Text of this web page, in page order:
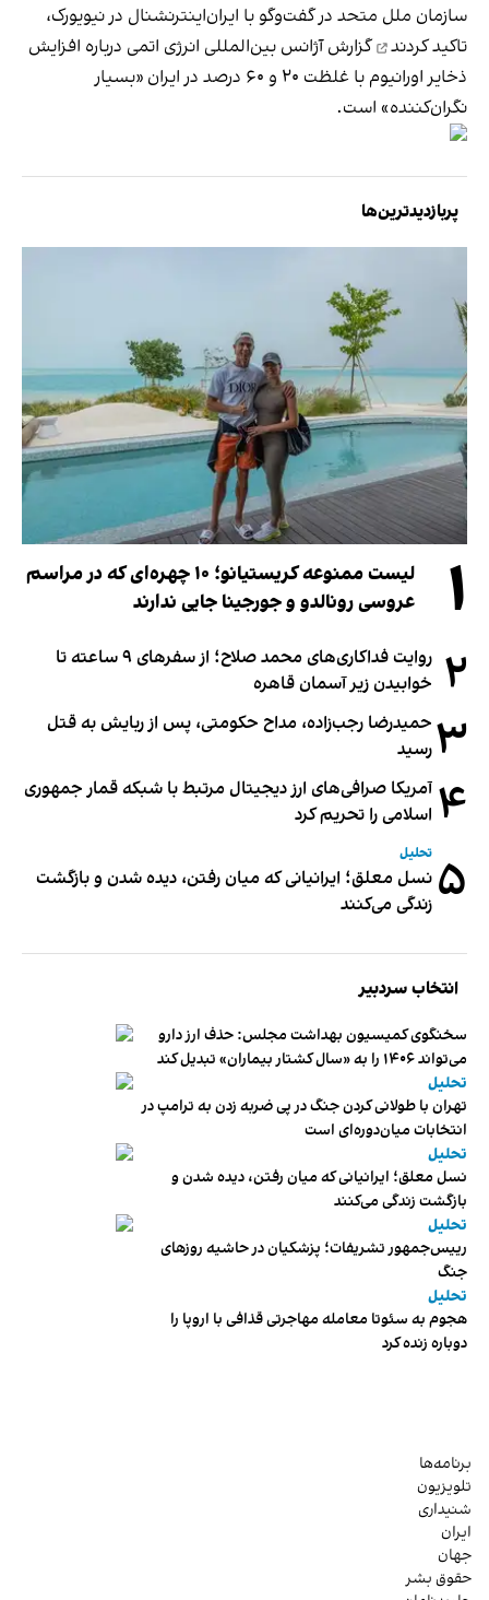
سازمان ملل متحد در گفت‌وگو با ایران‌اینترنشنال در نیویورک،
تاکید کردند
گزارش آژانس بین‌المللی انرژی اتمی درباره افزایش
ذخایر اورانیوم با غلظت ۲۰ و ۶۰ درصد در ایران «بسیار
نگران‌کننده» است.
پربازدیدترین‌ها
۱
لیست ممنوعه کریستیانو؛ ۱۰ چهره‌ای که در مراسم
عروسی رونالدو و جورجینا جایی ندارند
۲
روایت فداکاری‌های محمد صلاح؛ از سفرهای ۹ ساعته تا
خوابیدن زیر آسمان قاهره
۳ حمیدرضا رجب‌زاده، مداح حکومتی، پس از ربایش به قتل
رسید
۴ آمریکا صرافی‌های ارز دیجیتال مرتبط با شبکه قمار جمهوری
اسلامی را تحریم کرد
۵ تحلیل
نسل معلق؛ ایرانیانی که میان رفتن، دیده شدن و بازگشت
زندگی می‌کنند
انتخاب سردبیر
سخنگوی کمیسیون بهداشت مجلس: حذف ارز دارو
می‌تواند ۱۴۰۶ را به «سال کشتار بیماران» تبدیل کند
تحلیل
تهران با طولانی کردن جنگ در پی ضربه زدن به ترامپ در
انتخابات میان‌دوره‌ای است
تحلیل
نسل معلق؛ ایرانیانی که میان رفتن، دیده شدن و
بازگشت زندگی می‌کنند
تحلیل
رییس‌جمهور تشریفات؛ پزشکیان در حاشیه روزهای
جنگ
تحلیل
هجوم به سئوتا معامله مهاجرتی قذافی با اروپا را
دوباره زنده کرد
برنامه‌ها
تلویزیون
شنیداری
ایران
جهان
حقوق بشر